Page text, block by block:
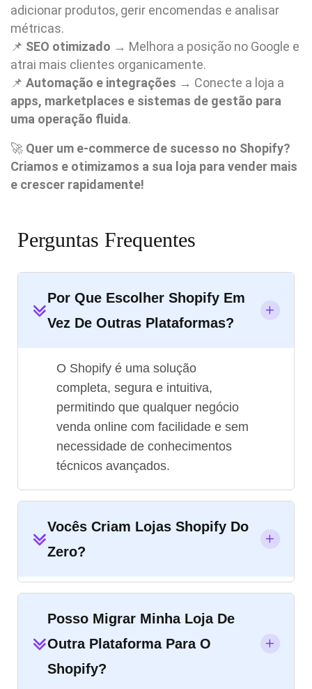
adicionar produtos, gerir encomendas e analisar
métricas.
📌 SEO otimizado → Melhora a posição no Google e
atrai mais clientes organicamente.
📌 Automação e integrações → Conecte a loja a
apps, marketplaces e sistemas de gestão para
uma operação fluida.
🚀 Quer um e-commerce de sucesso no Shopify?
Criamos e otimizamos a sua loja para vender mais
e crescer rapidamente!
Perguntas Frequentes
Por Que Escolher Shopify Em
Vez De Outras Plataformas?
O Shopify é uma solução
completa, segura e intuitiva,
permitindo que qualquer negócio
venda online com facilidade e sem
necessidade de conhecimentos
técnicos avançados.
Vocês Criam Lojas Shopify Do
Zero?
Posso Migrar Minha Loja De
Outra Plataforma Para O
Shopify?